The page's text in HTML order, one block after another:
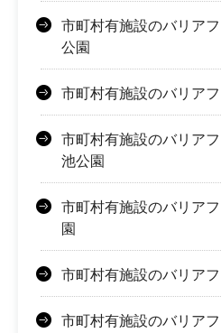
市町村有施設のバリア
公園
市町村有施設のバリア
市町村有施設のバリア
池公園
市町村有施設のバリア
園
市町村有施設のバリア
市町村有施設のバリア